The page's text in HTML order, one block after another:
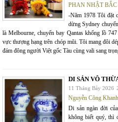
PHAN NHẬT BẮC
-Năm 1978 Tôi đặt
dừng Sydney
là Melbourne, chuyến bay Qantas khổng lồ
vực thượng hạng trên chóp mũi. Tôi mang đôi
đám đông người Việt gốc Tàu cùng vali sang
DI SẢN VÔ
11 Tháng Bảy 2026
Nguyễn Công Khanh
Di sản ngàn đời
không biết quý, thì